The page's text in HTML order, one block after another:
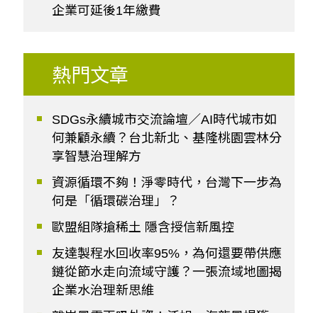
企業可延後1年繳費
熱門文章
SDGs永續城市交流論壇／AI時代城市如
何兼顧永續？台北新北、基隆桃園雲林分
享智慧治理解方
資源循環不夠！淨零時代，台灣下一步為
何是「循環碳治理」？
歐盟組隊搶稀土 隱含授信新風控
友達製程水回收率95%，為何還要帶供應
鏈從節水走向流域守護？一張流域地圖揭
企業水治理新思維